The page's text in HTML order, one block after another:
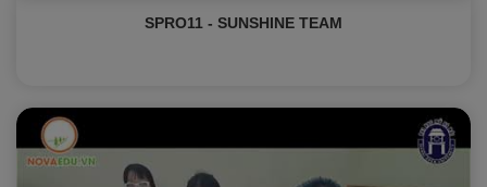
SPRO11 - SUNSHINE TEAM